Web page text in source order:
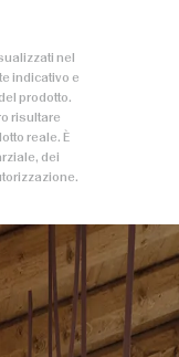
nel
indicativo e
prodotto.
risultare
reale. È
dei